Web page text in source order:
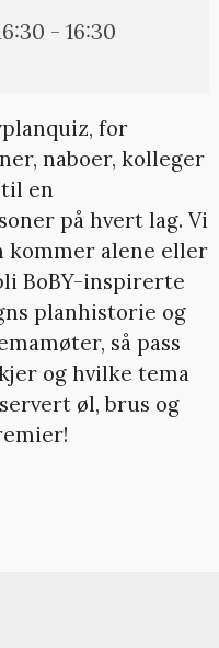
- 16:30
for
naboer, kolleger
en
på hvert lag. Vi
kommer alene eller
BoBY-inspirerte
planhistorie og
så pass
og hvilke tema
øl, brus og